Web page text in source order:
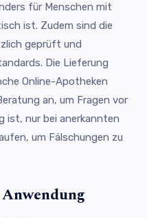
für Menschen mit
ist. Zudem sind die
geprüft und
Die Lieferung
Online-Apotheken
an, um Fragen vor
ist, nur bei anerkannten
um Fälschungen zu